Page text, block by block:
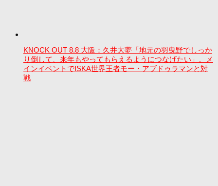
KNOCK OUT 8.8 大阪：久井大夢「地元の羽曳野でしっか
り倒して、来年もやってもらえるようにつなげたい」。メ
インイベントでISKA世界王者モー・アブドゥラマンと対
戦